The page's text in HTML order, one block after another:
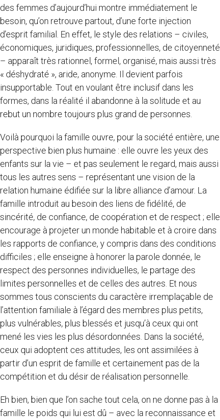
des femmes d’aujourd’hui montre immédiatement le
besoin, qu’on retrouve partout, d’une forte injection
d’esprit familial. En effet, le style des relations – civiles,
économiques, juridiques, professionnelles, de citoyenneté
– apparaît très rationnel, formel, organisé, mais aussi très
« déshydraté », aride, anonyme. Il devient parfois
insupportable. Tout en voulant être inclusif dans les
formes, dans la réalité il abandonne à la solitude et au
rebut un nombre toujours plus grand de personnes.
Voilà pourquoi la famille ouvre, pour la société entière, une
perspective bien plus humaine : elle ouvre les yeux des
enfants sur la vie – et pas seulement le regard, mais aussi
tous les autres sens – représentant une vision de la
relation humaine édifiée sur la libre alliance d’amour. La
famille introduit au besoin des liens de fidélité, de
sincérité, de confiance, de coopération et de respect ; elle
encourage à projeter un monde habitable et à croire dans
les rapports de confiance, y compris dans des conditions
difficiles ; elle enseigne à honorer la parole donnée, le
respect des personnes individuelles, le partage des
limites personnelles et de celles des autres. Et nous
sommes tous conscients du caractère irremplaçable de
l’attention familiale à l’égard des membres plus petits,
plus vulnérables, plus blessés et jusqu’à ceux qui ont
mené les vies les plus désordonnées. Dans la société,
ceux qui adoptent ces attitudes, les ont assimilées à
partir d’un esprit de famille et certainement pas de la
compétition et du désir de réalisation personnelle.
Eh bien, bien que l’on sache tout cela, on ne donne pas à la
famille le poids qui lui est dû – avec la reconnaissance et